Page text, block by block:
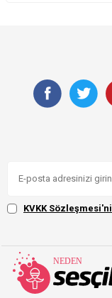
KVKK Sözleşmesi'ni